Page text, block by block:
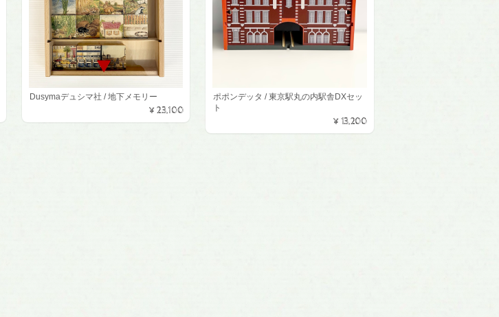
Dusymaデュシマ社 / 地下メモリー
¥23,100
ポポンデッタ / 東京駅丸の内駅舎DXセッ
ト
¥13,200